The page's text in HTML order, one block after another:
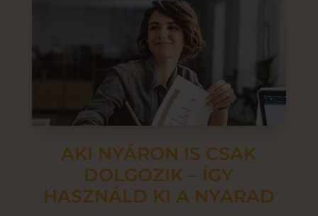
AKI NYÁRON IS CSAK
DOLGOZIK – ÍGY
HASZNÁLD KI A NYARAD